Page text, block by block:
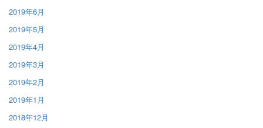
2019年6月
2019年5月
2019年4月
2019年3月
2019年2月
2019年1月
2018年12月